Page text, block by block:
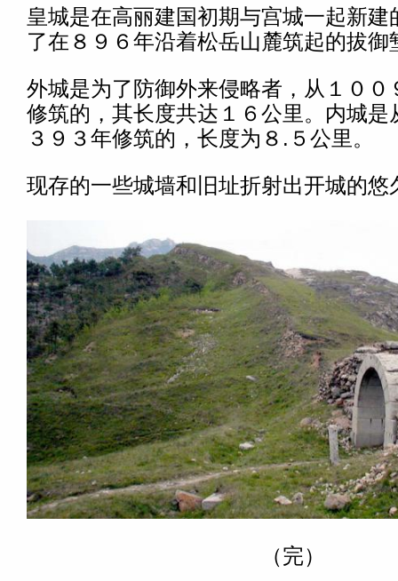
皇城是在高丽建国初期与宫城一起新建
了在８９６年沿着松岳山麓筑起的拔御
外城是为了防御外来侵略者，从１００
修筑的，其长度共达１６公里。内城是
３９３年修筑的，长度为８.５公里。
现存的一些城墙和旧址折射出开城的悠
（完）